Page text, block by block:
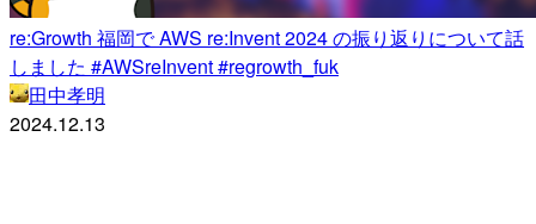
re:Growth 福岡で AWS re:Invent 2024 の振り返りについて話
しました #AWSreInvent #regrowth_fuk
田中孝明
2024.12.13